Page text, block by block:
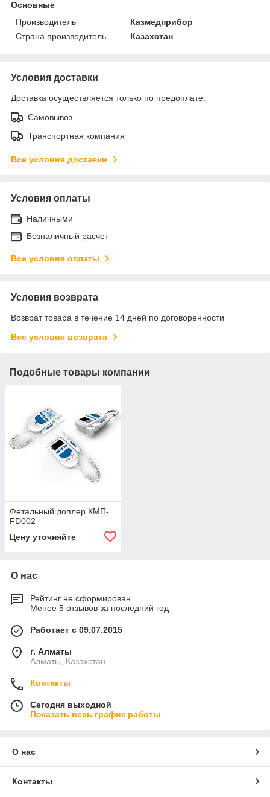
Основные
Производитель
Казмедприбор
Страна производитель
Казахстан
Условия доставки
Доставка осуществляется только по предоплате.
Самовывоз
Транспортная компания
Все условия доставки
Условия оплаты
Наличными
Безналичный расчет
Все условия оплаты
Условия возврата
Возврат товара в течение 14 дней по договоренности
Все условия возврата
Подобные товары компании
Фетальный доплер КМП-
FD002
Цену уточняйте
О нас
Рейтинг не сформирован
Менее 5 отзывов за последний год
Работает с 09.07.2015
г. Алматы
Алматы, Казахстан
Контакты
Сегодня выходной
Показать весь график работы
О нас
Контакты